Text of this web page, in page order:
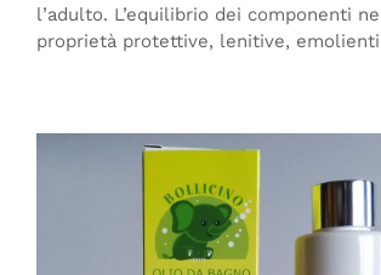
l’adulto. L’equilibrio dei componenti
proprietà protettive, lenitive,